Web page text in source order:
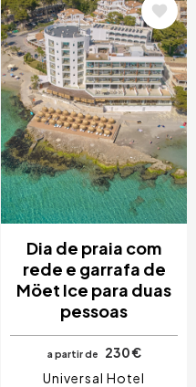
Imagem
Dia de praia com
rede e garrafa de
Möet Ice para duas
pessoas
a partir de
230 €
Universal Hotel